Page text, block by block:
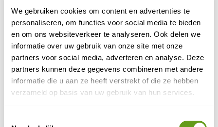
We gebruiken cookies om content en advertenties te
personaliseren, om functies voor social media te bieden
en om ons websiteverkeer te analyseren. Ook delen we
informatie over uw gebruik van onze site met onze
partners voor social media, adverteren en analyse. Deze
partners kunnen deze gegevens combineren met andere
informatie die u aan ze heeft verstrekt of die ze hebben
verzameld op basis van uw gebruik van hun services.
World Boutique Hotel Awards in London
verkozen tot meest duurzame hotel van Europa.
BEKIJK
Fox - Winterreis Arctic Lakeland
Individuele reis
Alternatief voor Lapland.